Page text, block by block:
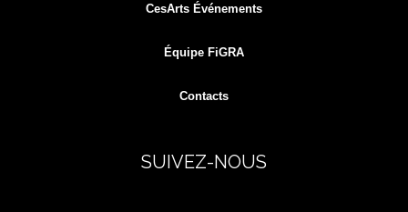
CesArts Événements
Équipe FiGRA
Contacts
SUIVEZ-NOUS